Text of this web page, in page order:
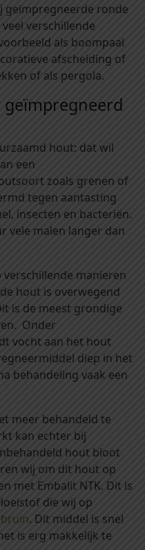
geïmpregneerde ronde
verschillende
als boompaal
afscheiding of
of als pergola.
hout: dat wil
een
zoals grenen of
tegen aantasting
insecten en bacteriën.
vele malen langer dan
manieren
hout is overwegend
is de meest grondige
Onder
vocht aan het hout
diep in het
behandeling vaak een
meer behandeld te
kan echter bij
hout bloot
wij om dit hout op
met Embalit NTK. Dit is
die wij op
bruin. Dit middel is snel
is erg makkelijk te